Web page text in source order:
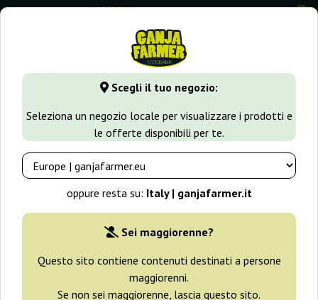
Scegli il tuo negozio:
Seleziona un negozio locale per visualizzare i prodotti e
le offerte disponibili per te.
oppure resta su: Italy | ganjafarmer.it
Sei maggiorenne?
Questo sito contiene contenuti destinati a persone
maggiorenni.
Se non sei maggiorenne, lascia questo sito.
0
GanjaFarmer.it Tipi di Semi Semi Sativa Jock Horror